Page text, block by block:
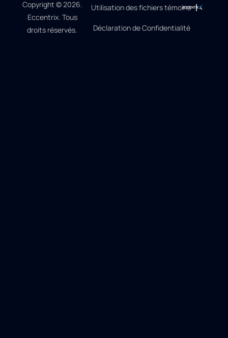
Copyright © 2026.
Eccentrix. Tous
droits réservés.
Utilisation des fichiers témoins
Déclaration de Confidentialité